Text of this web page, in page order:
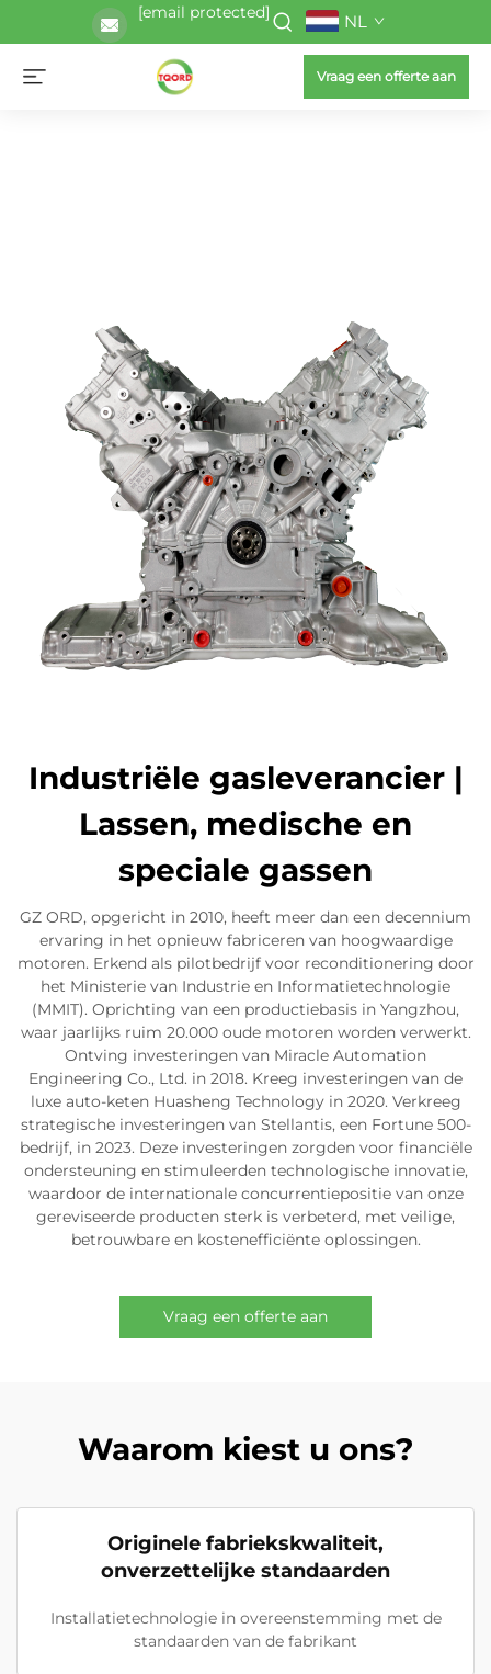
[email protected] NL
Vraag een offerte aan
Industriële gasleverancier |
Lassen, medische en
speciale gassen
GZ ORD, opgericht in 2010, heeft meer dan een decennium
ervaring in het opnieuw fabriceren van hoogwaardige
motoren. Erkend als pilotbedrijf voor reconditionering door
het Ministerie van Industrie en Informatietechnologie
(MMIT). Oprichting van een productiebasis in Yangzhou,
waar jaarlijks ruim 20.000 oude motoren worden verwerkt.
Ontving investeringen van Miracle Automation
Engineering Co., Ltd. in 2018. Kreeg investeringen van de
luxe auto-keten Huasheng Technology in 2020. Verkreeg
strategische investeringen van Stellantis, een Fortune 500-
bedrijf, in 2023. Deze investeringen zorgden voor financiële
ondersteuning en stimuleerden technologische innovatie,
waardoor de internationale concurrentiepositie van onze
gereviseerde producten sterk is verbeterd, met veilige,
betrouwbare en kostenefficiënte oplossingen.
Vraag een offerte aan
Waarom kiest u ons?
Originele fabriekskwaliteit,
onverzettelijke standaarden
Installatietechnologie in overeenstemming met de
standaarden van de fabrikant